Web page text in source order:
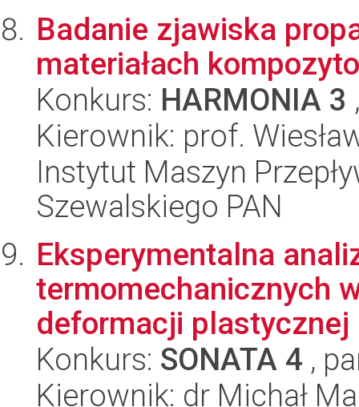
Badanie zjawiska
materiałach
Konkurs: HARMONIA 3
Kierownik: prof.
Instytut Maszyn
Szewalskiego PAN
Eksperymentalna
termomechanicznych
deformacji plastycznej
Konkurs: SONATA 4 ,
Kierownik: dr Michał